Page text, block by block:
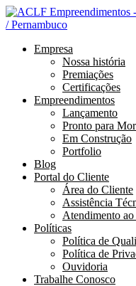
Empresa
Nossa história
Premiações
Certificações
Empreendimentos
Lançamento
Pronto para
Em Construção
Portfolio
Blog
Portal do Cliente
Área do Cliente
Assistência
Atendimento
Políticas
Política de
Política de
Ouvidoria
Trabalhe Conosco